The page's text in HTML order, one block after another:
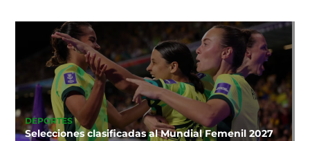
DEPORTES
Selecciones clasificadas al Mundial Femenil 2027